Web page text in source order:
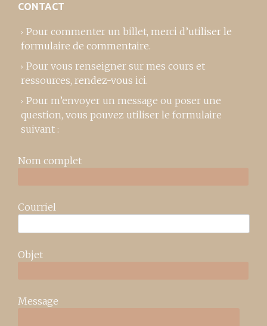
CONTACT
Pour commenter un billet, merci d’utiliser le
formulaire de commentaire.
Pour vous renseigner sur mes cours et
ressources, rendez-vous ici.
Pour m’envoyer un message ou poser une
question, vous pouvez utiliser le formulaire
suivant :
Nom complet
Courriel
Objet
Message